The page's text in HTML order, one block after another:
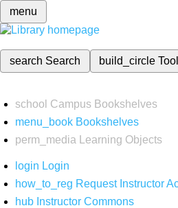
menu
search Search build_circle
school Campus Bookshelves
menu_book Bookshelves
perm_media
Learning Objects
login Login
how_to_reg Request Instructor
hub Instructor Commons